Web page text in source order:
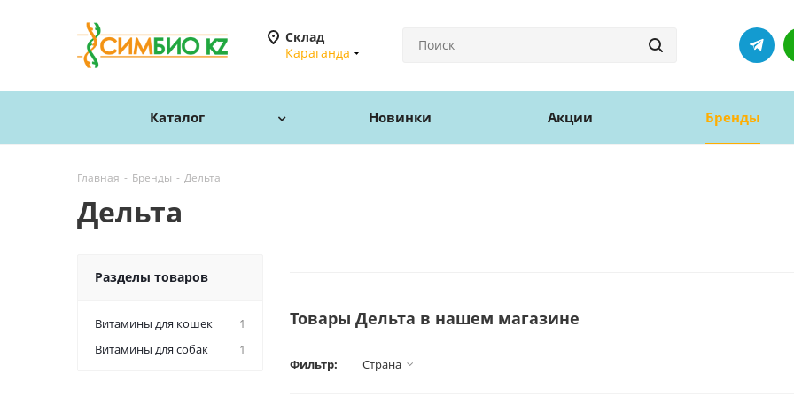
Склад
Караганда
Каталог Новинки Акции Бренды
Главная - Бренды - Дельта
Дельта
Товары Дельта в нашем магазине
Фильтр: Страна
Разделы товаров
Витамины для кошек
1
Витамины для собак
1